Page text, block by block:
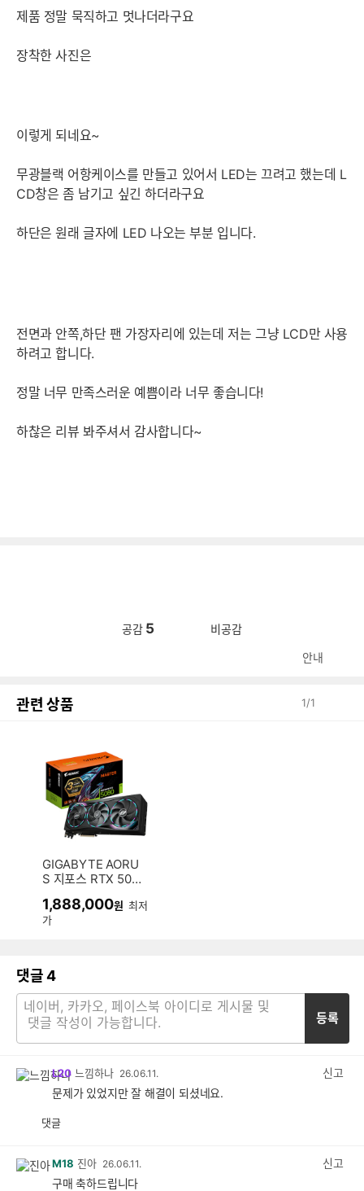
제품 정말 묵직하고 멋나더라구요
장착한 사진은
이렇게 되네요~
무광블랙 어항케이스를 만들고 있어서 LED는 끄려고 했는데 L
CD창은 좀 남기고 싶긴 하더라구요
하단은 원래 글자에 LED 나오는 부분 입니다.
전면과 안쪽,하단 팬 가장자리에 있는데 저는 그냥 LCD만 사용
하려고 합니다.
정말 너무 만족스러운 예쁨이라 너무 좋습니다!
하찮은 리뷰 봐주셔서 감사합니다~
공감 5 비공감
안내
관련 상품 1/1
GIGABYTE AORU
S 지포스 RTX 508
GB 제이씨현
1,888,000원 최저
가
댓글4
등록
L20 느낌하나 26.06.11.
신고
문제가 있었지만 잘 해결이 되셨네요.
댓글
M18 진아 26.06.11.
신고
구매 축하드립니다